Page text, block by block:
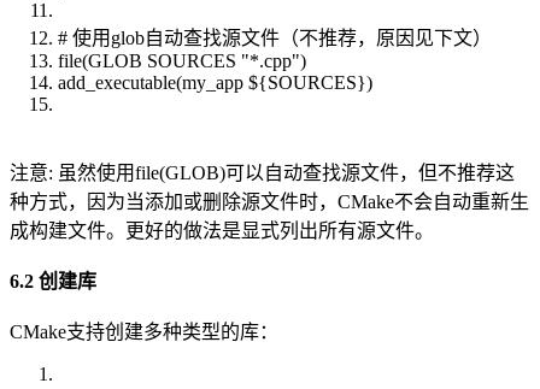
# 使用glob自动查找源文件（不推荐，原因见下文）
file(GLOB SOURCES "*.cpp")
add_executable(my_app ${SOURCES})
注意: 虽然使用file(GLOB)可以自动查找源文件，但不推荐这
种方式，因为当添加或删除源文件时，CMake不会自动重新生
成构建文件。更好的做法是显式列出所有源文件。
6.2 创建库
CMake支持创建多种类型的库：